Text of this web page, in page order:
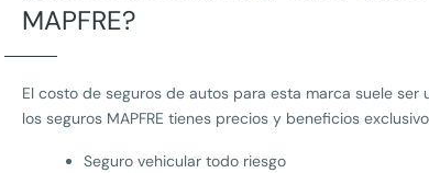
MAPFRE?
El costo de seguros de autos para esta marca suele
los seguros MAPFRE tienes precios y beneficios
Seguro vehicular todo riesgo